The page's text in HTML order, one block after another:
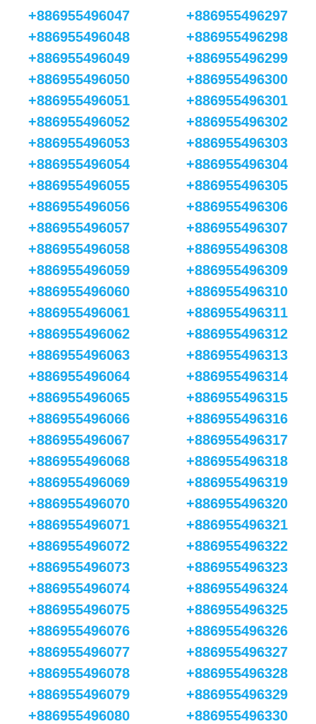
+886955496047
+886955496048
+886955496049
+886955496050
+886955496051
+886955496052
+886955496053
+886955496054
+886955496055
+886955496056
+886955496057
+886955496058
+886955496059
+886955496060
+886955496061
+886955496062
+886955496063
+886955496064
+886955496065
+886955496066
+886955496067
+886955496068
+886955496069
+886955496070
+886955496071
+886955496072
+886955496073
+886955496074
+886955496075
+886955496076
+886955496077
+886955496078
+886955496079
+886955496080
+886955496297
+886955496298
+886955496299
+886955496300
+886955496301
+886955496302
+886955496303
+886955496304
+886955496305
+886955496306
+886955496307
+886955496308
+886955496309
+886955496310
+886955496311
+886955496312
+886955496313
+886955496314
+886955496315
+886955496316
+886955496317
+886955496318
+886955496319
+886955496320
+886955496321
+886955496322
+886955496323
+886955496324
+886955496325
+886955496326
+886955496327
+886955496328
+886955496329
+886955496330